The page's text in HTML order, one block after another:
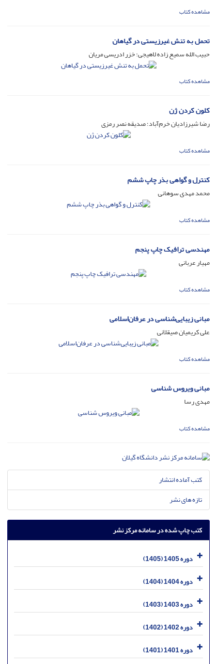
مشاهده کتاب
تحمل به تنش غیرزیستی در گیاهان
حبیب الله سمیع زاده لاهیجی؛ خزر ادریسی مریان
مشاهده کتاب
کلون کردن ژن
رضا شیرزادیان خرم‌آباد؛ صدیقه نصر رمزی
مشاهده کتاب
کنترل و گواهی بذر چاپ ششم
محمد مهدی سوهانی
مشاهده کتاب
مهندسی ترافیک چاپ پنجم
مهیار عربانی
مشاهده کتاب
مبانی زیبایی‌شناسی در عرفان‌اسلامی
علی کریمیان صیقلانی
مشاهده کتاب
مبانی ویروس شناسی
مهدی رسا
مشاهده کتاب
کتب آماده انتشار
تازه های نشر
کتب چاپ شده در سامانه مرکز نشر
دوره 1405 (1405)
دوره 1404 (1404)
دوره 1403 (1403)
دوره 1402 (1402)
دوره 1401 (1401)